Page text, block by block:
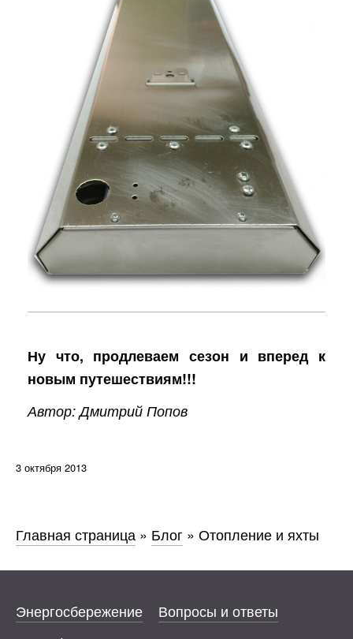
Ну что, продлеваем сезон и вперед к
новым путешествиям!!!
Автор: Дмитрий Попов
3 октября 2013
Главная страница » Блог » Отопление и яхты
Энергосбережение
Вопросы и ответы